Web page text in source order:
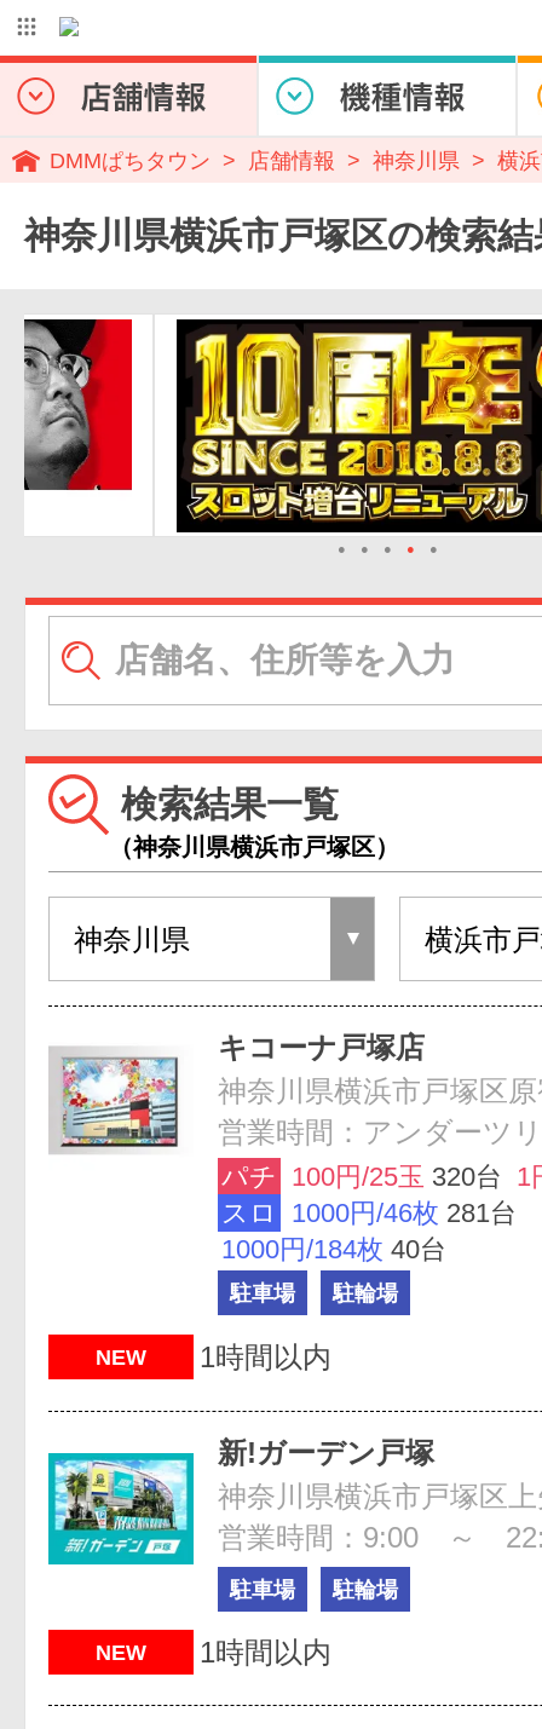
DMMぱちタウン 店舗情報 神奈川県 横
神奈川県横浜市戸塚区の検索
● ● ● ● ●
検索結果一覧
（神奈川県横浜市戸塚区）
キコーナ戸塚店
神奈川県横浜市戸塚区
営業時間：アンダーツ
パチ 100円/25玉 320台 1
スロ
1000円/46枚 281台
1000円/184枚 40台
駐車場 駐輪場
NEW 1時間以内
新!ガーデン戸塚
営業時間：9:00 ～
駐車場 駐輪場
NEW 1時間以内